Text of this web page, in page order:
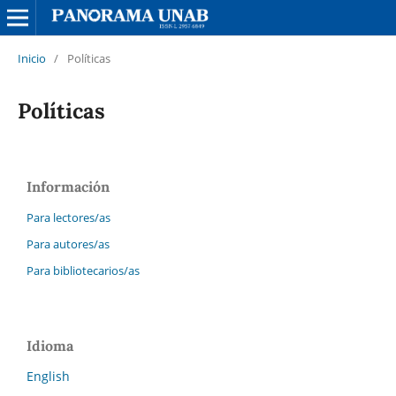
Inicio / Políticas
Políticas
Información
Para lectores/as
Para autores/as
Para bibliotecarios/as
Idioma
English